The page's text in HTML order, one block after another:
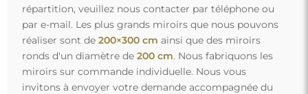
répartition, veuillez nous contacter par téléphone ou
par e-mail. Les plus grands miroirs que nous pouvons
réaliser sont de 200×300 cm ainsi que des miroirs
ronds d'un diamètre de 200 cm. Nous fabriquons les
miroirs sur commande individuelle. Nous vous
invitons à envoyer votre demande accompagnée du